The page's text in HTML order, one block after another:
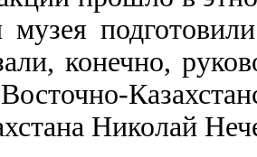
музея
конечно,
Николай